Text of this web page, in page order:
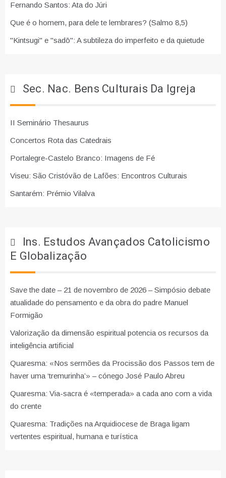
Fernando Santos: Ata do Júri
Que é o homem, para dele te lembrares? (Salmo 8,5)
"Kintsugi" e "sadō": A subtileza do imperfeito e da quietude
Sec. Nac. Bens Culturais Da Igreja
II Seminário Thesaurus
Concertos Rota das Catedrais
Portalegre-Castelo Branco: Imagens de Fé
Viseu: São Cristóvão de Lafões: Encontros Culturais
Santarém: Prémio Vilalva
Ins. Estudos Avançados Catolicismo
E Globalização
Save the date – 21 de novembro de 2026 – Simpósio debate
atualidade do pensamento e da obra do padre Manuel
Formigão
Valorização da dimensão espiritual potencia os recursos da
inteligência artificial
Quaresma: «Nos sermões da Procissão dos Passos tem de
haver uma ‘tremurinha’» – cónego José Paulo Abreu
Quaresma: Via-sacra é «temperada» a cada ano com a vida
do crente
Quaresma: Tradições na Arquidiocese de Braga ligam
vertentes espiritual, humana e turística